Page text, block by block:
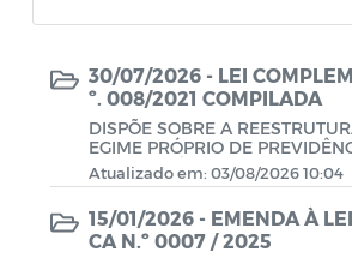
30/07/2026 - LEI
º. 008/2021 COMPILADA
DISPÕE SOBRE A
EGIME PRÓPRIO DE
DO MUNICÍPIO DE ALHANDRA/
FORMIDADE COM A EMENDA
ONAL Nº 103/2019, E DÁ
NCIAS.
Atualizado em: 03/08/2026 10:04
15/01/2026 - EMENDA À
CA N.º 0007 / 2025